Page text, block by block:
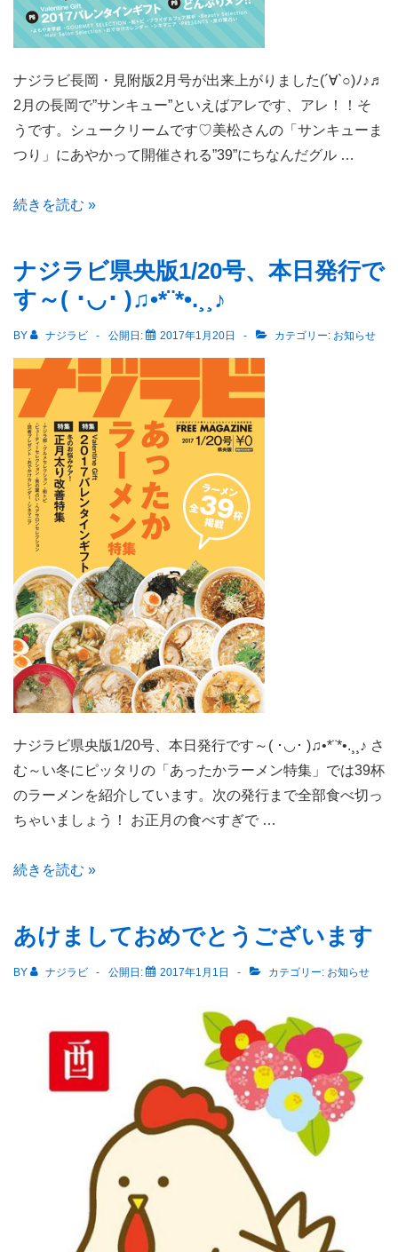
ナジラビ長岡・見附版2月号が出来上がりました(´∀`○)ﾉ♪♬
2月の長岡で”サンキュー”といえばアレです、アレ！！そ
うです。シュークリームです♡美松さんの「サンキューま
つり」にあやかって開催される”39”にちなんだグル …
ナ
ビ
長
岡・
版
上
が
り
ま
し
た
ﾉ
♪♬
続きを読む »
ナジラビ県央版1/20号、本日発行で
す～( ･◡･ )♫•*¨*•.¸¸♪
BY ナジラビ 公開日: 2017年1月20日 カテゴリー: お知らせ
ナジラビ県央版1/20号、本日発行です～( ･◡･ )♫•*¨*•.¸¸♪ さ
む～い冬にピッタリの「あったかラーメン特集」では39杯
のラーメンを紹介しています。次の発行まで全部食べ切っ
ちゃいましょう！ お正月の食べすぎで …
ナ
ビ
県
続きを読む »
あけましておめでとうございます
BY ナジラビ 公開日: 2017年1月1日 カテゴリー: お知らせ